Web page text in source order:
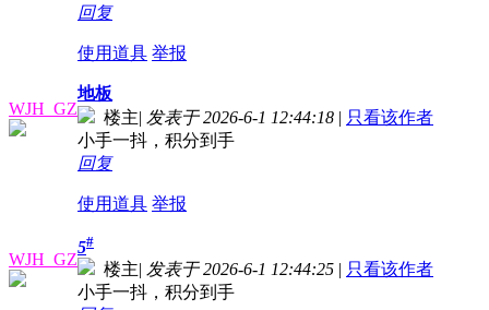
回复
使用道具 举报
WJH_GZ
地板
楼主| 发表于 2026-6-1 12:44:18 | 只看该作者
小手一抖，积分到手
回复
使用道具 举报
WJH_GZ
5#
楼主| 发表于 2026-6-1 12:44:25 | 只看该作者
小手一抖，积分到手